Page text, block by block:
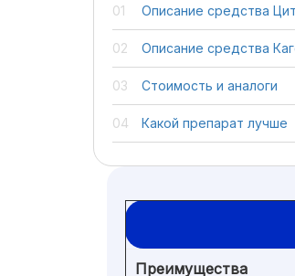
Описание средства
Описание средства
Стоимость и аналоги
Какой препарат лучше
Преимущества